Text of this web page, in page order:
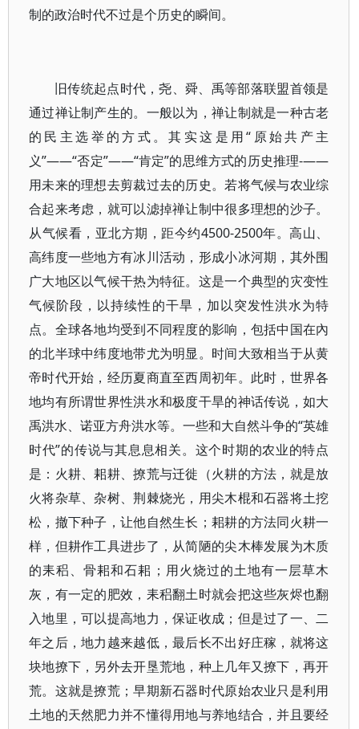
制的政治时代不过是个历史的瞬间。
旧传统起点时代，尧、舜、禹等部落联盟首领是
通过禅让制产生的。一般以为，禅让制就是一种古老
的民主选举的方式。其实这是用“原始共产主
义”——“否定”——“肯定”的思维方式的历史推理-——
用未来的理想去剪裁过去的历史。若将气候与农业综
合起来考虑，就可以滤掉禅让制中很多理想的沙子。
从气候看，亚北方期，距今约4500-2500年。高山、
高纬度一些地方有冰川活动，形成小冰河期，其外围
广大地区以气候干热为特征。这是一个典型的灾变性
气候阶段，以持续性的干旱，加以突发性洪水为特
点。全球各地均受到不同程度的影响，包括中国在內
的北半球中纬度地带尤为明显。时间大致相当于从黄
帝时代开始，经历夏商直至西周初年。此时，世界各
地均有所谓世界性洪水和极度干旱的神话传说，如大
禹洪水、诺亚方舟洪水等。一些和大自然斗争的“英雄
时代”的传说与其息息相关。这个时期的农业的特点
是：火耕、耜耕、撩荒与迁徙（火耕的方法，就是放
火将杂草、杂树、荆棘烧光，用尖木棍和石器将土挖
松，撤下种子，让他自然生长；耜耕的方法同火耕一
样，但耕作工具进步了，从简陋的尖木棒发展为木质
的耒稆、骨耜和石耜；用火烧过的土地有一层草木
灰，有一定的肥效，耒稆翻土时就会把这些灰烬也翻
入地里，可以提高地力，保证收成；但是过了一、二
年之后，地力越来越低，最后长不出好庄稼，就将这
块地撩下，另外去开垦荒地，种上几年又撩下，再开
荒。这就是撩荒；早期新石器时代原始农业只是利用
土地的天然肥力并不懂得用地与养地结合，并且要经